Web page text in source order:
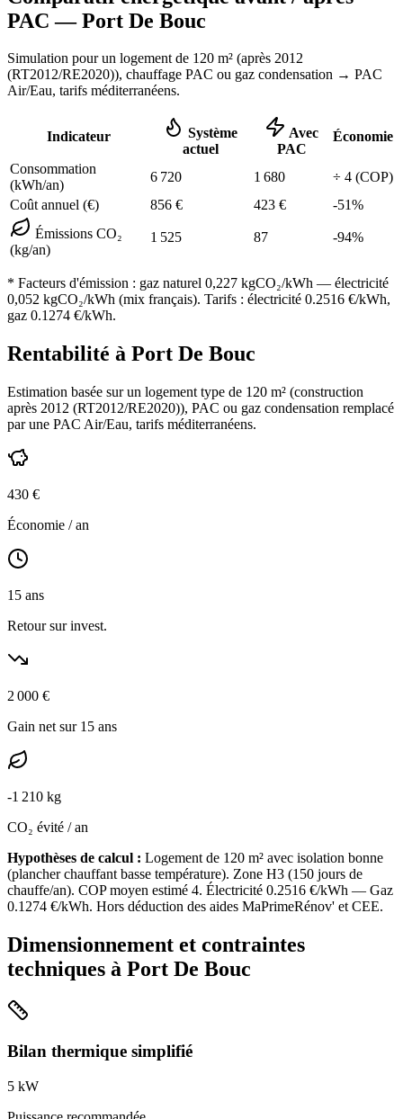
PAC —Port De Bouc
Simulation pour un logement de 120 m² (après 2012
(RT2012/RE2020)), chauffage PAC ou gaz condensation → PAC
Air/Eau, tarifs méditerranéens.
Indicateur
Système
actuel
Avec
PAC
Économie
Consommation
(kWh/an)
6 720 1 680 ÷ 4 (COP)
Coût annuel (€)
856 € 423 € -51%
Émissions CO₂
(kg/an)
1 525 87 -94%
* Facteurs d'émission : gaz naturel 0,227 kgCO₂/kWh — électricité
0,052 kgCO₂/kWh (mix français). Tarifs : électricité 0.2516 €/kWh,
gaz 0.1274 €/kWh.
Rentabilité à Port De Bouc
Estimation basée sur un logement type de 120 m² (construction
après 2012 (RT2012/RE2020)), PAC ou gaz condensation remplacé
par une PAC Air/Eau, tarifs méditerranéens.
430 €
Économie / an
15 ans
Retour sur invest.
2 000 €
Gain net sur 15 ans
-1 210 kg
CO₂ évité / an
Hypothèses de calcul : Logement de 120 m² avec isolation bonne
(plancher chauffant basse température). Zone H3 (150 jours de
chauffe/an). COP moyen estimé 4. Électricité 0.2516 €/kWh — Gaz
0.1274 €/kWh. Hors déduction des aides MaPrimeRénov' et CEE.
Dimensionnement et contraintes
techniques à Port De Bouc
Bilan thermique simplifié
5 kW